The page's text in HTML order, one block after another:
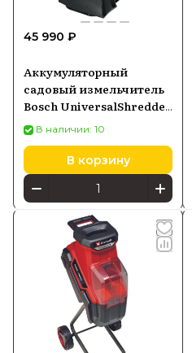
45 990 ₽
Аккумуляторный
садовый измельчитель
Bosch UniversalShredder
2x18V-25 06008E0000
В наличии: 10
В корзину